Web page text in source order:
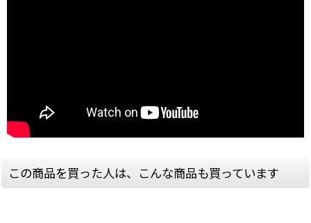
この商品を買った人は、こんな商品も買っています